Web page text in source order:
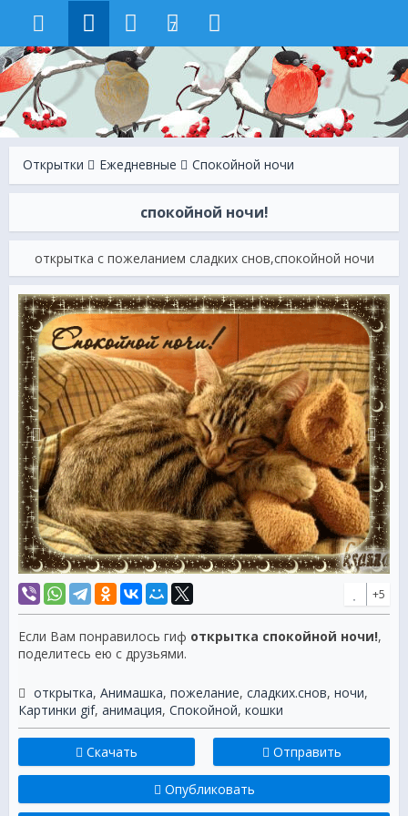
7
Открытки Ежeдневные Спокойной ночи
спокойной ночи!
открытка с пожеланием сладких снов,спокойной ночи
+5
Если Вам понравилось гиф открытка спокойной ночи!,
поделитесь ею с друзьями.
открытка, Анимашка, пожелание, сладких.снов, ночи,
Картинки gif, анимация, Спокойной, кошки
Скачать Отправить
Опубликовать